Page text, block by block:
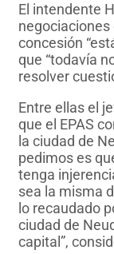
El intendente
negociaciones
concesión
que “todavía
resolver
Entre ellas el
que el EPAS
la ciudad de
pedimos es
tenga
sea la misma
lo recaudado
ciudad de
capital”,